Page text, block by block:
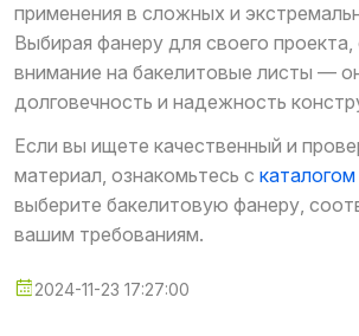
применения в сложных и
Выбирая фанеру для своего проекта,
внимание на бакелитовые листы —
долговечность и надежность
Если вы ищете качественный и
материал, ознакомьтесь с
выберите бакелитовую фанеру,
вашим требованиям.
2024-11-23 17:27:00